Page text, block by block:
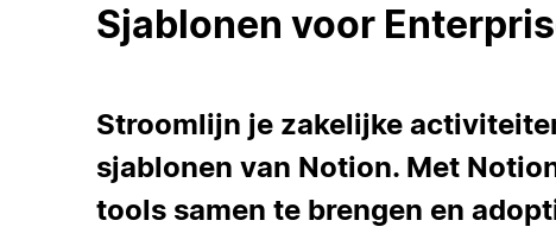
Sjablonen voor
Stroomlijn je zakelijke
sjablonen van Notion. Met
tools samen te brengen en